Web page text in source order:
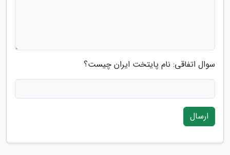
سوال اتفاقی: نام پایتخت ایران چیست؟
ارسال